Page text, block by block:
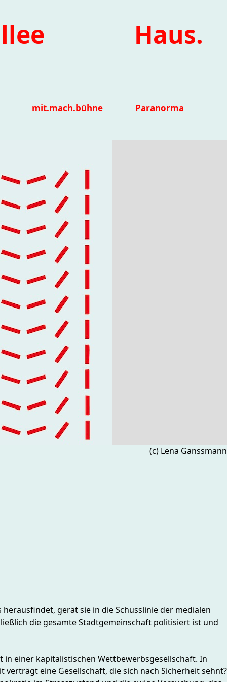
Haus.
mit.mach.bühne Paranorma
(c) Lena Ganssmann
gerät sie in die Schusslinie der medialen
die gesamte Stadtgemeinschaft politisiert ist und
einer kapitalistischen Wettbewerbsgesellschaft. In
eine Gesellschaft, die sich nach Sicherheit sehnt?